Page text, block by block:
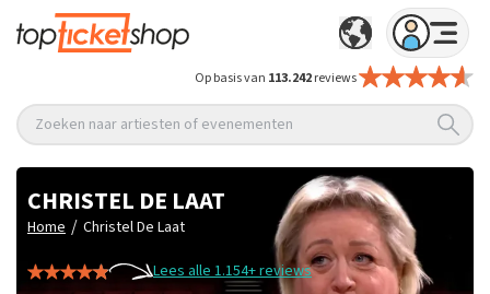
Op basis van 113.242reviews
Zoeken naar artiesten of evenementen
CHRISTEL DE LAAT
Home / Christel De Laat
Lees alle 1.154+ reviews